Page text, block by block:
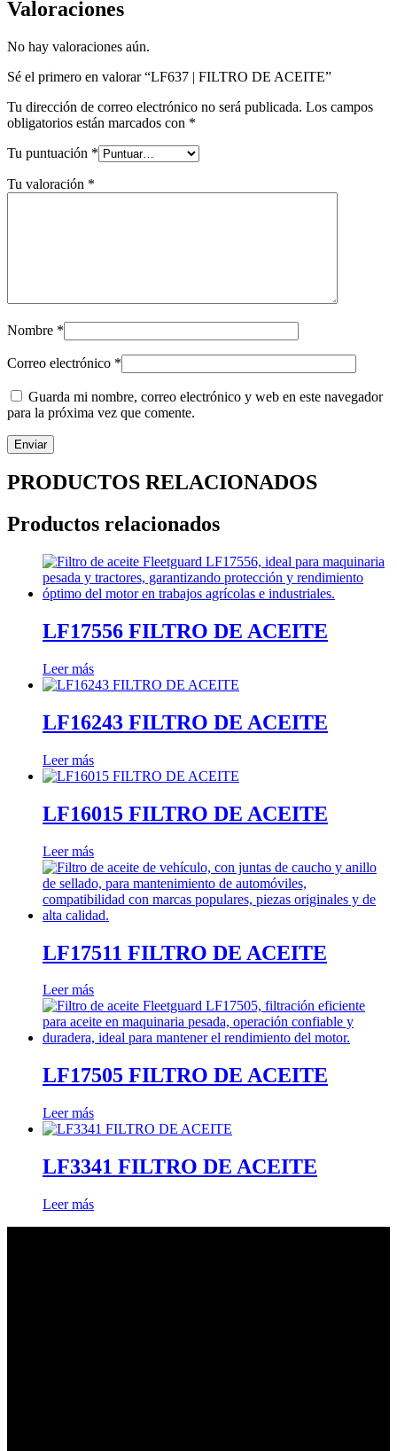
Valoraciones
No hay valoraciones aún.
Sé el primero en valorar “LF637 | FILTRO DE ACEITE”
Tu dirección de correo electrónico no será publicada. Los campos
obligatorios están marcados con *
Tu puntuación *
Tu valoración *
Nombre *
Correo electrónico *
Guarda mi nombre, correo electrónico y web en este navegador
para la próxima vez que comente.
PRODUCTOS RELACIONADOS
Productos relacionados
LF17556 FILTRO DE ACEITE
Leer más
LF16243 FILTRO DE ACEITE
Leer más
LF16015 FILTRO DE ACEITE
Leer más
LF17511 FILTRO DE ACEITE
Leer más
LF17505 FILTRO DE ACEITE
Leer más
LF3341 FILTRO DE ACEITE
Leer más